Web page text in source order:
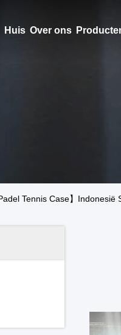
Huis Over ons
Padel Tennis Case】